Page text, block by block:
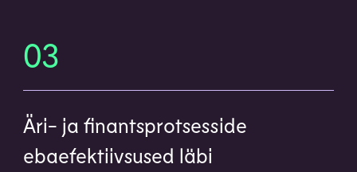
03
Äri- ja finantsprotsesside
ebaefektiivsused läbi